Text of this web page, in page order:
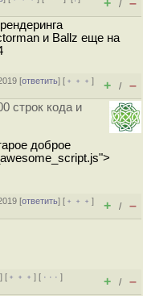
+ / –
и Ballz еще на
[ответить] [ ﹢﹢﹢]
+ / –
строк кода и
доброе
[ответить] [ ﹢﹢﹢]
+ / –
] [ ﹢﹢﹢] [ · · ·]
+ / –